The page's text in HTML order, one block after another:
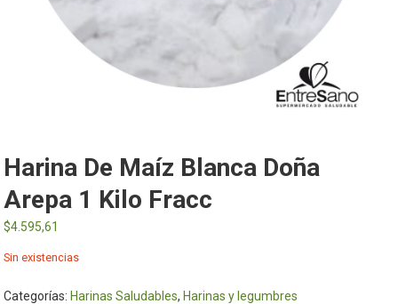
Harina De Maíz Blanca Doña
Arepa 1 Kilo Fracc
$4.595,61
Sin existencias
Categorías: Harinas Saludables, Harinas y legumbres